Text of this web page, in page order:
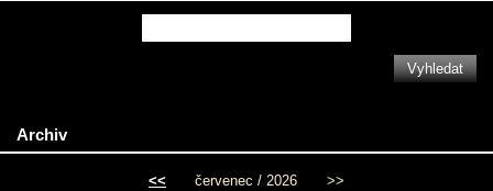
Archiv
<< červenec / 2026 >>